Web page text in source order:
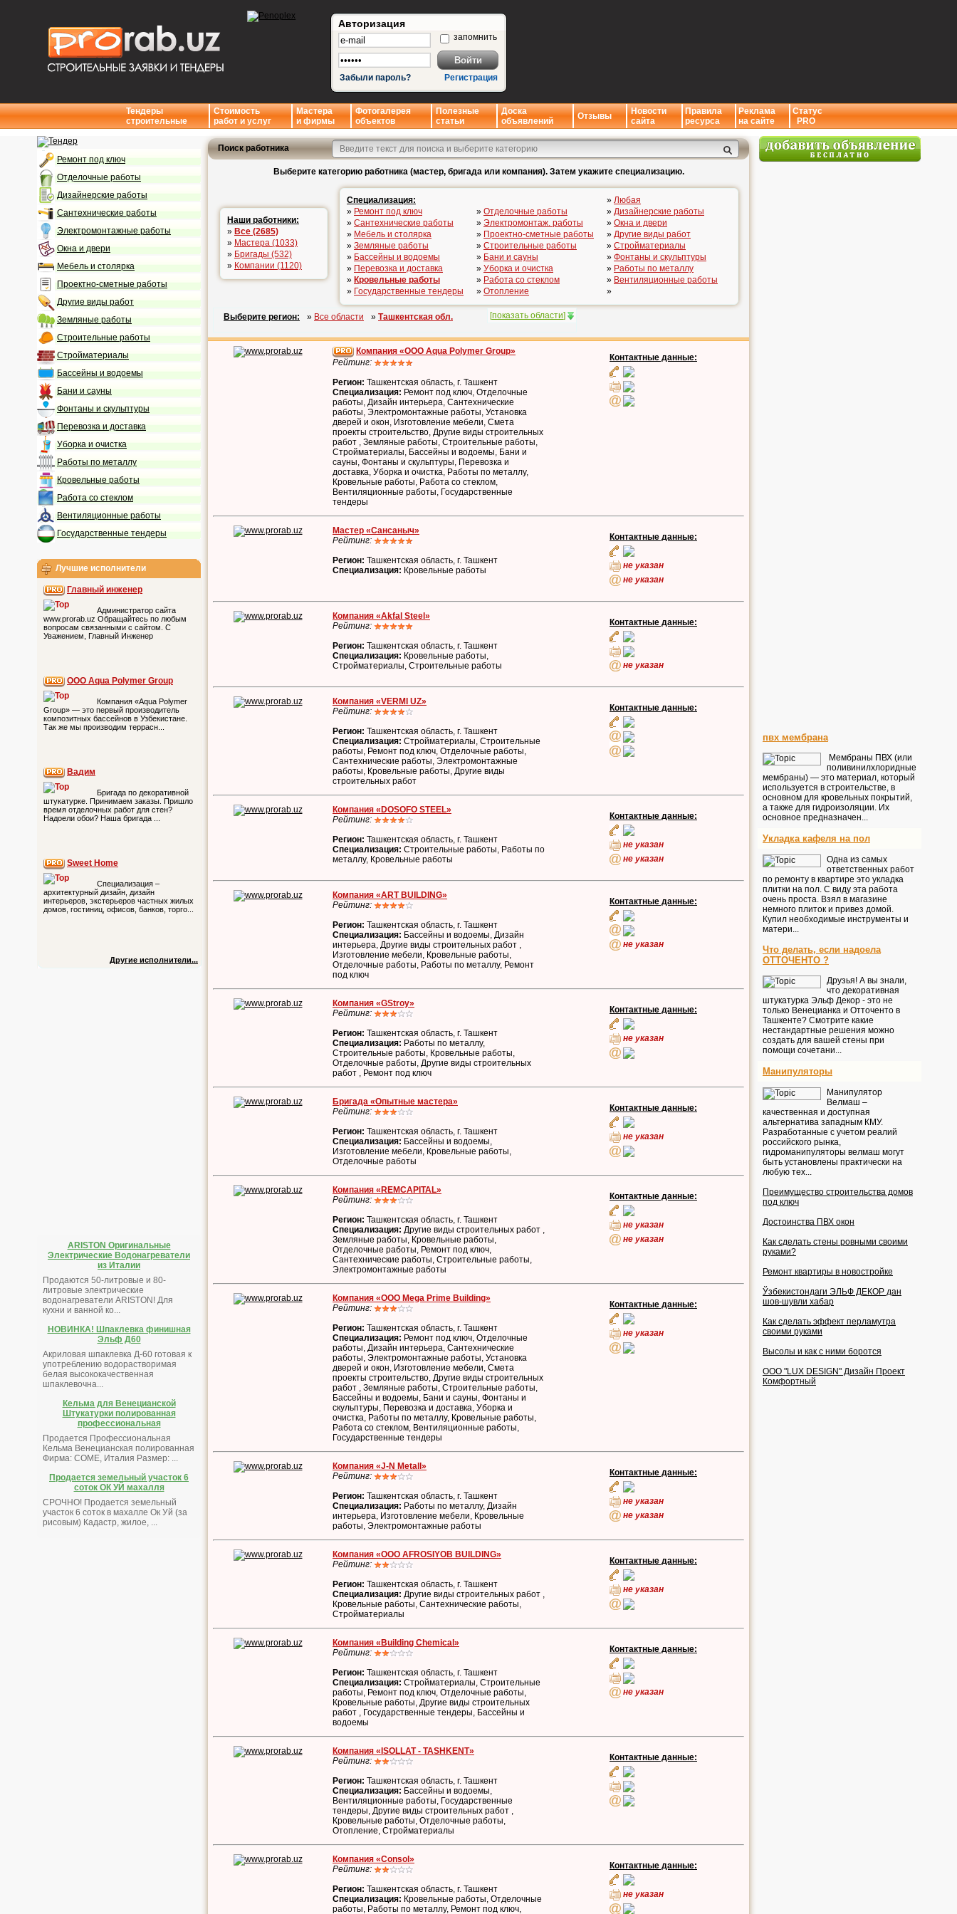
Авторизация
запомнить
Забыли пароль? Регистрация
Тендеры
строительные
Стоимость
работ и услуг
Мастера
и фирмы
Фотогалерея
объектов
Полезные
статьи
Доска
объявлений
Отзывы
Новости
сайта
Правила
ресурса
Реклама
на сайте
Статус
PRO
Ремонт под ключ
Отделочные работы
Дизайнерские работы
Сантехнические работы
Электромонтажные работы
Окна и двери
Мебель и столярка
Проектно-сметные работы
Другие виды работ
Земляные работы
Строительные работы
Стройматериалы
Бассейны и водоемы
Бани и сауны
Фонтаны и скульптуры
Перевозка и доставка
Уборка и очистка
Работы по металлу
Кровельные работы
Работа со стеклом
Вентиляционные работы
Государственные тендеры
Лучшие исполнители
Главный инженер
Администратор сайта
www.prorab.uz Обращайтесь по любым
вопросам связанными с сайтом. С
Уважением, Главный Инженер
ООО Aqua Polymer Group
Компания «Aqua Polymer
Group» — это первый производитель
композитных бассейнов в Узбекистане.
Так же мы производим террасн...
Вадим
Бригада по декоративной
штукатурке. Принимаем заказы. Пришло
время отделочных работ для стен?
Надоели обои? Наша бригада ...
Sweet Home
Специализация –
архитектурный дизайн, дизайн
интерьеров, экстерьеров частных жилых
домов, гостиниц, офисов, банков, торго...
Другие исполнители...
ARISTON Оригинальные
Электрические Водонагреватели
из Италии
Продаются 50-литровые и 80-
литровые электрические
водонагреватели ARISTON! Для
кухни и ванной ко...
НОВИНКА! Шпаклевка финишная
Эльф Д60
Акриловая шпаклевка Д-60 готовая к
употреблению водорастворимая
белая высококачественная
шпаклевочна...
Кельма для Венецианской
Штукатурки полированная
профессиональная
Продается Профессиональная
Кельма Венецианская полированная
Фирма: COME, Италия Размер: ...
Продается земельный участок 6
соток ОК УЙ махалля
СРОЧНО! Продается земельный
участок 6 соток в махалле Ок Уй (за
рисовым) Кадастр, жилое, ...
Поиск работника
Выберите категорию работника (мастер, бригада или компания). Затем укажите специализацию.
Наши работники:
» Все (2685)
» Мастера (1033)
» Бригады (532)
» Компании (1120)
Специализация: » Любая
» Ремонт под ключ » Отделочные работы » Дизайнерские работы
» Сантехнические работы » Электромонтаж. работы » Окна и двери
» Мебель и столярка » Проектно-сметные работы » Другие виды работ
» Земляные работы » Строительные работы » Стройматериалы
» Бассейны и водоемы » Бани и сауны » Фонтаны и скульптуры
» Перевозка и доставка » Уборка и очистка » Работы по металлу
» Кровельные работы » Работа со стеклом » Вентиляционные работы
» Государственные тендеры » Отопление »
[показать области]
Выберите регион: » Все области » Ташкентская обл.
Компания «ООО Aqua Polymer Group»
Рейтинг:
Регион: Ташкентская область, г. Ташкент
Специализация: Ремонт под ключ, Отделочные
работы, Дизайн интерьера, Сантехнические
работы, Электромонтажные работы, Установка
дверей и окон, Изготовление мебели, Смета
проекты строительство, Другие виды строительных
работ , Земляные работы, Строительные работы,
Стройматериалы, Бассейны и водоемы, Бани и
сауны, Фонтаны и скульптуры, Перевозка и
доставка, Уборка и очистка, Работы по металлу,
Кровельные работы, Работа со стеклом,
Вентиляционные работы, Государственные
тендеры
Контактные данные:
Мастер «Сансаныч»
Рейтинг:
Регион: Ташкентская область, г. Ташкент
Специализация: Кровельные работы
Контактные данные:
не указан
не указан
Компания «Akfal Steel»
Рейтинг:
Регион: Ташкентская область, г. Ташкент
Специализация: Кровельные работы,
Стройматериалы, Строительные работы
Контактные данные:
не указан
Компания «VERMI UZ»
Рейтинг:
Регион: Ташкентская область, г. Ташкент
Специализация: Стройматериалы, Строительные
работы, Ремонт под ключ, Отделочные работы,
Сантехнические работы, Электромонтажные
работы, Кровельные работы, Другие виды
строительных работ
Контактные данные:
Компания «DOSOFO STEEL»
Рейтинг:
Регион: Ташкентская область, г. Ташкент
Специализация: Строительные работы, Работы по
металлу, Кровельные работы
Контактные данные:
не указан
не указан
Компания «ART BUILDING»
Рейтинг:
Регион: Ташкентская область, г. Ташкент
Специализация: Бассейны и водоемы, Дизайн
интерьера, Другие виды строительных работ ,
Изготовление мебели, Кровельные работы,
Отделочные работы, Работы по металлу, Ремонт
под ключ
Контактные данные:
не указан
Компания «GStroy»
Рейтинг:
Регион: Ташкентская область, г. Ташкент
Специализация: Работы по металлу,
Строительные работы, Кровельные работы,
Отделочные работы, Другие виды строительных
работ , Ремонт под ключ
Контактные данные:
не указан
Бригада «Опытные мастера»
Рейтинг:
Регион: Ташкентская область, г. Ташкент
Специализация: Бассейны и водоемы,
Изготовление мебели, Кровельные работы,
Отделочные работы
Контактные данные:
не указан
Компания «REMCAPITAL»
Рейтинг:
Регион: Ташкентская область, г. Ташкент
Специализация: Другие виды строительных работ ,
Земляные работы, Кровельные работы,
Отделочные работы, Ремонт под ключ,
Сантехнические работы, Строительные работы,
Электромонтажные работы
Контактные данные:
не указан
не указан
Компания «OOO Mega Prime Building»
Рейтинг:
Регион: Ташкентская область, г. Ташкент
Специализация: Ремонт под ключ, Отделочные
работы, Дизайн интерьера, Сантехнические
работы, Электромонтажные работы, Установка
дверей и окон, Изготовление мебели, Смета
проекты строительство, Другие виды строительных
работ , Земляные работы, Строительные работы,
Бассейны и водоемы, Бани и сауны, Фонтаны и
скульптуры, Перевозка и доставка, Уборка и
очистка, Работы по металлу, Кровельные работы,
Работа со стеклом, Вентиляционные работы,
Государственные тендеры
Контактные данные:
не указан
Компания «J-N Metall»
Рейтинг:
Регион: Ташкентская область, г. Ташкент
Специализация: Работы по металлу, Дизайн
интерьера, Изготовление мебели, Кровельные
работы, Электромонтажные работы
Контактные данные:
не указан
не указан
Компания «OOO AFROSIYOB BUILDING»
Рейтинг:
Регион: Ташкентская область, г. Ташкент
Специализация: Другие виды строительных работ ,
Кровельные работы, Сантехнические работы,
Стройматериалы
Контактные данные:
не указан
Компания «Building Chemical»
Рейтинг:
Регион: Ташкентская область, г. Ташкент
Специализация: Стройматериалы, Строительные
работы, Ремонт под ключ, Отделочные работы,
Кровельные работы, Другие виды строительных
работ , Государственные тендеры, Бассейны и
водоемы
Контактные данные:
не указан
Компания «ISOLLAT - TASHKENT»
Рейтинг:
Регион: Ташкентская область, г. Ташкент
Специализация: Бассейны и водоемы,
Вентиляционные работы, Государственные
тендеры, Другие виды строительных работ ,
Кровельные работы, Отделочные работы,
Отопление, Стройматериалы
Контактные данные:
Компания «Consol»
Рейтинг:
Регион: Ташкентская область, г. Ташкент
Специализация: Кровельные работы, Отделочные
работы, Работы по металлу, Ремонт под ключ,
Контактные данные:
не указан
пвх мембрана
Мембраны ПВХ (или
поливинилхлоридные
мембраны) — это материал, который
используется в строительстве, в
основном для кровельных покрытий,
а также для гидроизоляции. Их
основное предназначен...
Укладка кафеля на пол
Одна из самых
ответственных работ
по ремонту в квартире это укладка
плитки на пол. С виду эта работа
очень проста. Взял в магазине
немного плиток и привез домой.
Купил необходимые инструменты и
матери...
Что делать, если надоела
ОТТОЧЕНТО ?
Друзья! А вы знали,
что декоративная
штукатурка Эльф Декор - это не
только Венецианка и Отточенто в
Ташкенте? Смотрите какие
нестандартные решения можно
создать для вашей стены при
помощи сочетани...
Манипуляторы
Манипулятор
Велмаш –
качественная и доступная
альтернатива западным КМУ.
Разработанные с учетом реалий
российского рынка,
гидроманипуляторы велмаш могут
быть установлены практически на
любую тех...
Преимущество строительства домов
под ключ
Достоинства ПВХ окон
Как сделать стены ровными своими
руками?
Ремонт квартиры в новостройке
Ўзбекистондаги ЭЛЬФ ДЕКОР дан
шов-шувли хабар
Как сделать эффект перламутра
своими руками
Высолы и как с ними боротся
OOO "LUX DESIGN" Дизайн Проект
Комфортный